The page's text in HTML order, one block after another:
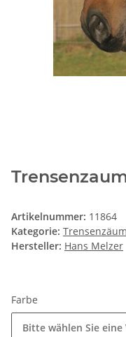
Artikelnummer: 11864
Kategorie:
Hersteller: Hans Melzer
Farbe
Bitte wählen Sie